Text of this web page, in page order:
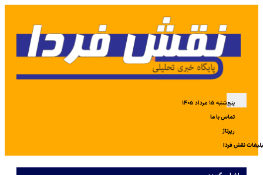
پنج‌شنبه ۱۵ مرداد ۱۴۰۵
تماس با ما
رپرتاژ
نقش فردا